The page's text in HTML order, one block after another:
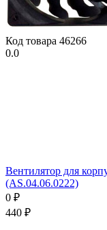
Код товара 46266
0.0
Вентилятор для
(AS.04.06.0222)
0 ₽
440 ₽